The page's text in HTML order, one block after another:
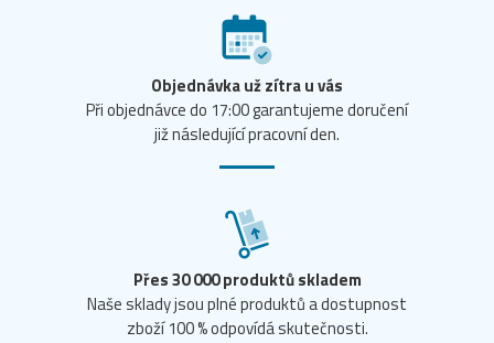
Objednávka už zítra u vás
Při objednávce do 17:00 garantujeme doručení
již následující pracovní den.
Přes 30 000 produktů skladem
Naše sklady jsou plné produktů a dostupnost
zboží 100 % odpovídá skutečnosti.